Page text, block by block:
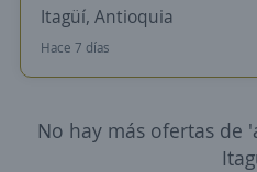
Itagüí, Antioquia
Hace 7 días
No hay más ofertas de